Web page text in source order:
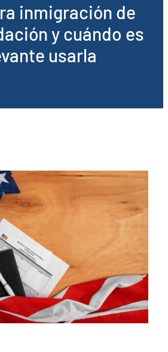
inmigración de
y cuándo es
usarla